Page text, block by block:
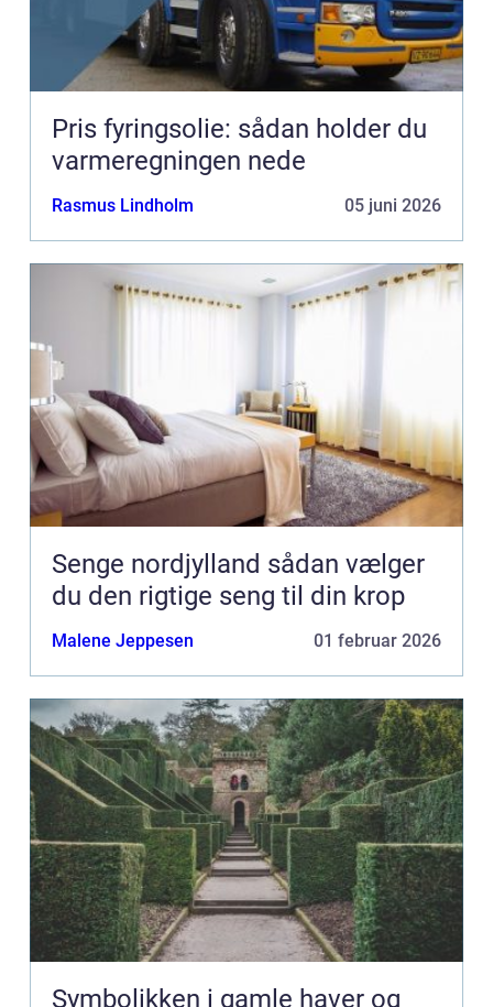
Pris fyringsolie: sådan holder du
varmeregningen nede
Rasmus Lindholm 05 juni 2026
Senge nordjylland sådan vælger
du den rigtige seng til din krop
Malene Jeppesen 01 februar 2026
Symbolikken i gamle haver og